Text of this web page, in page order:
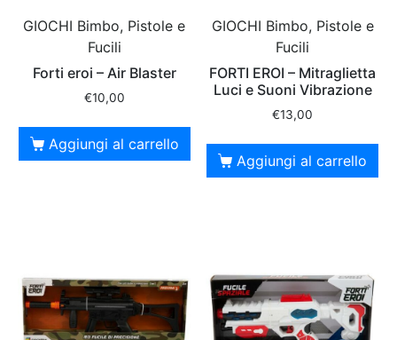
GIOCHI Bimbo, Pistole e
Fucili
Forti eroi – Air Blaster
€10,00
Aggiungi al carrello
GIOCHI Bimbo, Pistole e
Fucili
FORTI EROI – Mitraglietta
Luci e Suoni Vibrazione
€13,00
Aggiungi al carrello